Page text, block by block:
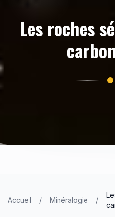
Les roches
Accueil / Minéralogie /